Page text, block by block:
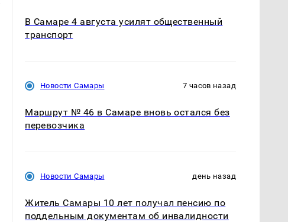
В Самаре 4 августа усилят общественный
транспорт
Новости Самары 7 часов назад
Маршрут № 46 в Самаре вновь остался без
перевозчика
Новости Самары день назад
Житель Самары 10 лет получал пенсию по
поддельным документам об инвалидности